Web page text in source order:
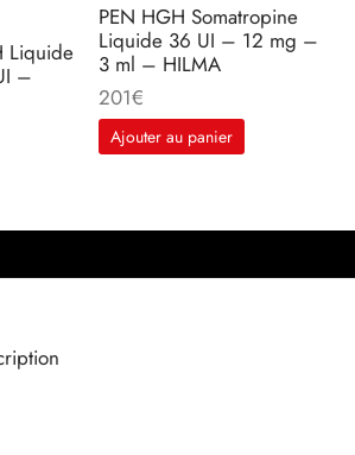
Liquide
–
PEN HGH Somatropine
Liquide 36 UI – 12 mg –
3 ml – HILMA
201€
Ajouter au panier